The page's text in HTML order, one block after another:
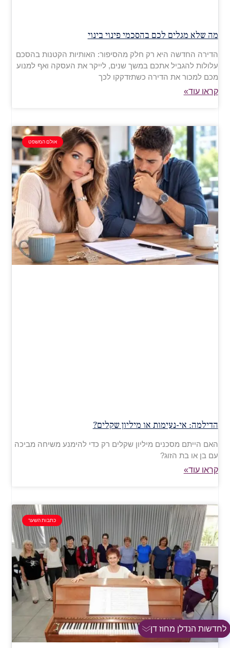
לחדשות הנדלן מחוז דן
מה שלא מגלים לכם בהסכמי פינוי בינוי
הדירה החדשה היא רק חלק מהסיפור: האותיות הקטנות בהסכם
עלולות להגביל אתכם במשך שנים, לייקר את העסקה ואף למנוע
מכם למכור את הדירה כשתזדקקו לכך
קראו עוד»
אולם המשפט
הדילמה: אי-נעימות או מיליון שקלים?
האם הייתם מסכנים מיליון שקלים רק כדי להימנע משיחה מביכה
עם בן או בת הזוג?
קראו עוד»
כתבות השער